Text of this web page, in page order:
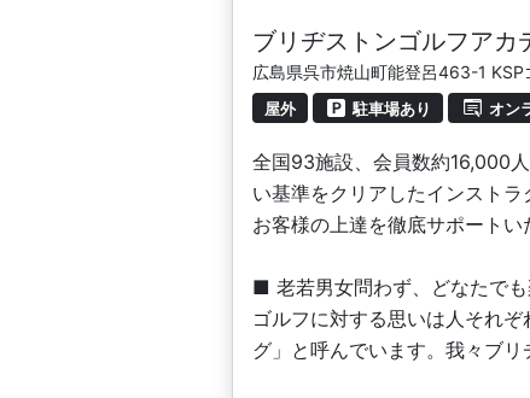
ブリヂストンゴルフアカ
広島県呉市焼山町能登呂463-1 KSP
屋外 駐車場あり オン
全国93施設、会員数約16,000
い基準をクリアしたインスト
お客様の上達を徹底サポートい
■ 老若男女問わず、どなたでも
ゴルフに対する思いは人それ
グ」と呼んでいます。我々ブ